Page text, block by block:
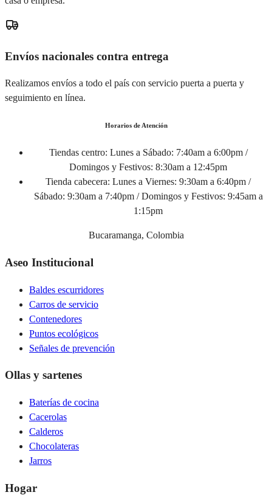
Envíos nacionales contra entrega
Realizamos envíos a todo el país con servicio puerta a puerta y
seguimiento en línea.
Horarios de Atención
Tiendas centro: Lunes a Sábado: 7:40am a 6:00pm /
Domingos y Festivos: 8:30am a 12:45pm
Tienda cabecera: Lunes a Viernes: 9:30am a 6:40pm /
Sábado: 9:30am a 7:40pm / Domingos y Festivos: 9:45am a
1:15pm
Bucaramanga, Colombia
Aseo Institucional
Baldes escurridores
Carros de servicio
Contenedores
Puntos ecológicos
Señales de prevención
Ollas y sartenes
Baterías de cocina
Cacerolas
Calderos
Chocolateras
Jarros
Hogar